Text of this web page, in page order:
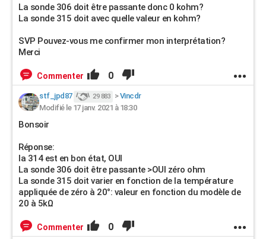
La sonde 306 doit être passante donc 0 kohm?
La sonde 315 doit avec quelle valeur en kohm?
SVP Pouvez-vous me confirmer mon interprétation?
Merci
Commenter 0
stf_jpd87 29 883 >Vincdr
Modifié le 17 janv. 2021 à 18:30
Bonsoir
Réponse:
la 314 est en bon état, OUI
La sonde 306 doit être passante >OUI zéro ohm
La sonde 315 doit varier en fonction de la température
appliquée de zéro à 20°: valeur en fonction du modèle de
20 à 5kΩ
Commenter 0